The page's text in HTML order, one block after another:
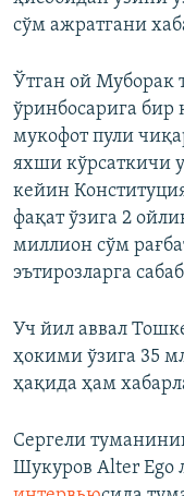
сўм ажратгани
Ўтган ой
ўринбосарига бир
мукофот пули
яхши кўрсаткичи
кейин
фақат ўзига 2
миллион сўм
эътирозларга
Уч йил аввал
ҳокими ўзига 35
ҳақида ҳам
Сергели
Шукуров Alter Ego